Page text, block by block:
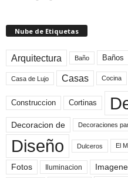
Nube de Etiquetas
Arquitectura Baño Baños
Casa de Lujo Casas Cocina
Construccion Cortinas
Decoracion de Decoraciones
Diseño Dulceros El
Fotos Iluminacion